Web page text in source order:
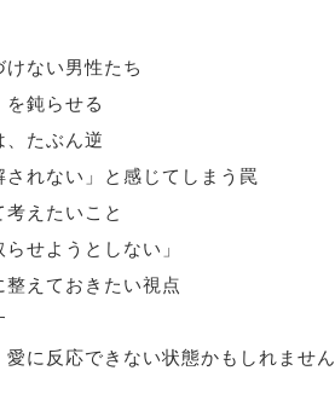
ない男性たち
鈍らせる
、たぶん逆
れない」と感じてしまう罠
えたいこと
せようとしない」
えておきたい視点
に反応できない状態かもしれません